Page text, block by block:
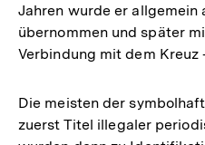
Jahren wurde er allgemein
übernommen und später
Verbindung mit dem
Die meisten der
zuerst Titel illegaler